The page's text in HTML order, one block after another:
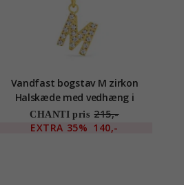
Vandfast bogstav M zirkon
Halskæde med vedhæng i
forgyldt stål - OCEANA
CHANTI pris 215,-
EXTRA 35% 140,-